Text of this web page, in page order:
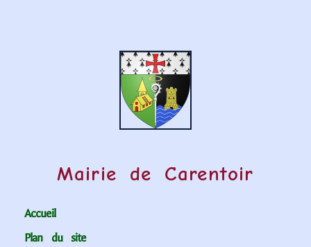
Mairie de Carentoir
Accueil
Plan du site